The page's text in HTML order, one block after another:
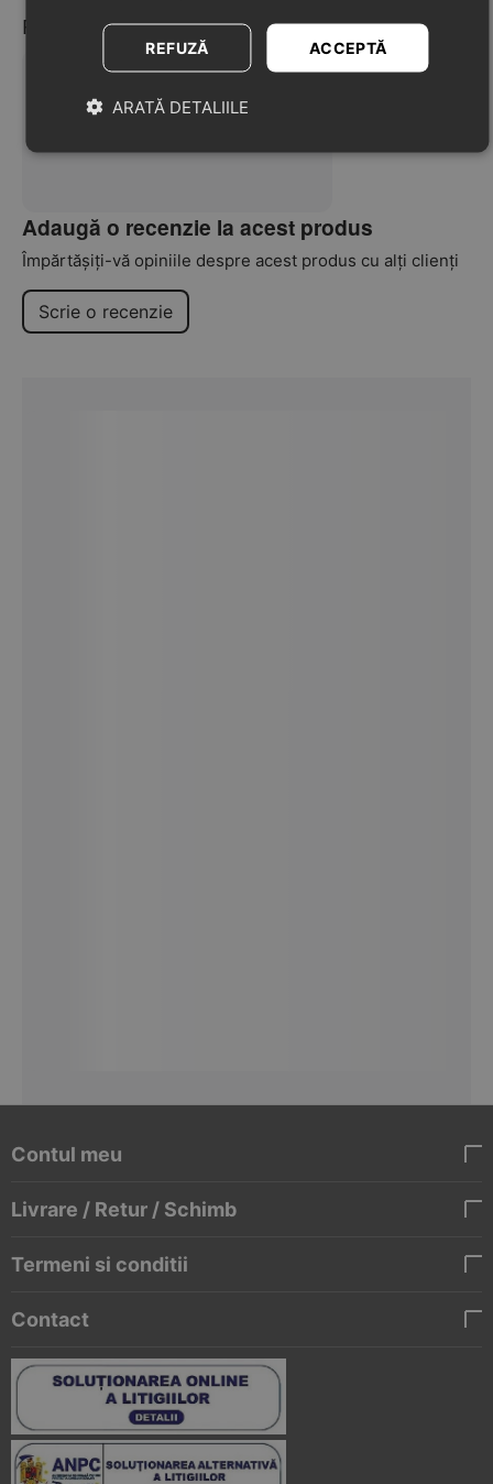
Recenzii
Adaugă o recenzie la acest produs
Împărtășiți-vă opiniile despre acest produs cu alți clienți
Scrie o recenzie
Contul meu
Livrare / Retur / Schimb
Termeni si conditii
Contact
ACCEPTĂ
REFUZĂ
ARATĂ DETALIILE